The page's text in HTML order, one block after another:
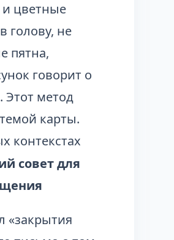
и цветные
голову, не
пятна,
говорит о
Этот метод
карты.
контекстах
совет для
«закрытия